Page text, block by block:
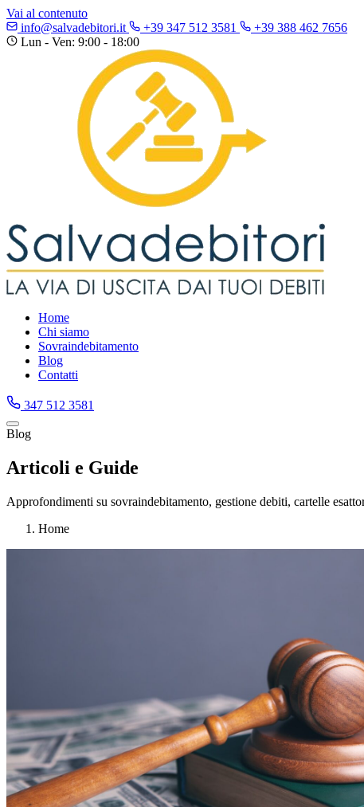
Vai al contenuto
info@salvadebitori.it
+39 347 512 3581
+39 388 462 7656
Lun - Ven: 9:00 - 18:00
Home
Chi siamo
Sovraindebitamento
Blog
Contatti
347 512 3581
Blog
Articoli e Guide
Approfondimenti su sovraindebitamento, gestione debiti, cartelle
Home